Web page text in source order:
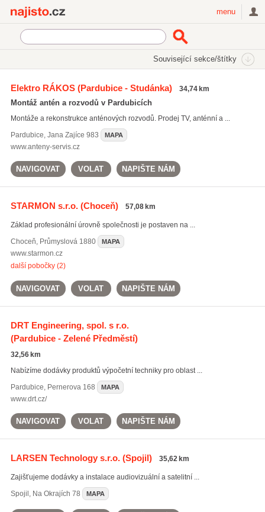
menu
Související sekce/štítky
zabezpečovací systémy(1944)
bezpečnostní kamery(1337)
Elektro RÁKOS(Pardubice - Studánka) 34,74 km
Montáž antén a rozvodů v Pardubicích
Montáže a rekonstrukce anténových rozvodů. Prodej TV, anténní a ...
Pardubice, Jana Zajíce 983 MAPA
www.anteny-servis.cz
NAVIGOVAT VOLAT NAPIŠTE NÁM
STARMON s.r.o.(Choceň) 57,08 km
Základ profesionální úrovně společnosti je postaven na ...
Choceň, Průmyslová 1880 MAPA
www.starmon.cz
další pobočky (2)
NAVIGOVAT VOLAT NAPIŠTE NÁM
DRT Engineering, spol. s r.o.
(Pardubice - Zelené Předměstí)
32,56 km
Nabízíme dodávky produktů výpočetní techniky pro oblast ...
Pardubice, Pernerova 168 MAPA
www.drt.cz/
NAVIGOVAT VOLAT NAPIŠTE NÁM
LARSEN Technology s.r.o.(Spojil) 35,62 km
Zajišťujeme dodávky a instalace audiovizuální a satelitní ...
Spojil , Na Okrajích 78 MAPA